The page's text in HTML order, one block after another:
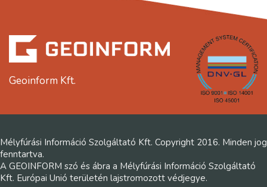
Geoinform Kft.
Mélyfúrási Információ Szolgáltató Kft. Copyright 2016. Minden jog
fenntartva.
A GEOINFORM szó és ábra a Mélyfúrási Információ Szolgáltató
Kft. Európai Unió területén lajstromozott védjegye.